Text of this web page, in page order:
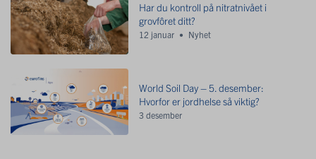
Har du kontroll på nitratnivået i
grovfôret ditt?
12 januar Nyhet
World Soil Day – 5. desember:
Hvorfor er jordhelse så viktig?
3 desember